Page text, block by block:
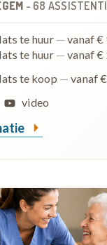
- 68
te huur — vanaf €
te huur — vanaf €
te koop — vanaf
video